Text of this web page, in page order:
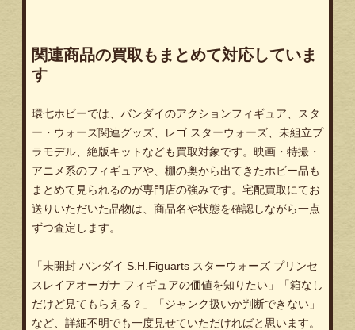
関連商品の買取もまとめて対応していま
す
環七ホビーでは、バンダイのアクションフィギュア、スタ
ー・ウォーズ関連グッズ、レゴ スターウォーズ、未組立プ
ラモデル、絶版キットなども買取対象です。映画・特撮・
アニメ系のフィギュアや、棚の奥から出てきたホビー品も
まとめて見られるのが専門店の強みです。宅配買取にてお
送りいただいた品物は、商品名や状態を確認しながら一点
ずつ査定します。
「未開封 バンダイ S.H.Figuarts スターウォーズ プリンセ
スレイアオーガナ フィギュアの価値を知りたい」「箱なし
だけど見てもらえる？」「ジャンク扱いか判断できない」
など、詳細不明でも一度見せていただければと思います。